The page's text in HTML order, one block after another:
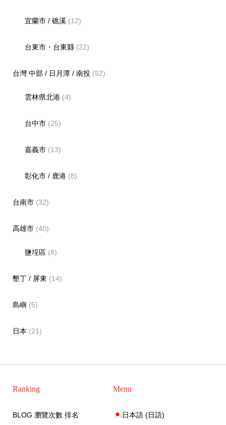
宜蘭市 / 礁溪 (12)
台東市・台東縣 (22)
台灣 中部 / 日月潭 / 南投(52)
雲林県北港 (4)
台中市 (25)
嘉義市 (13)
彰化市 / 鹿港 (8)
台南市(32)
高雄市(40)
鹽埕區 (8)
墾丁 / 屏東 (14)
島嶼(5)
日本 (21)
Ranking
BLOG 瀏覽次數 排名
Menu
日本語 (日語)